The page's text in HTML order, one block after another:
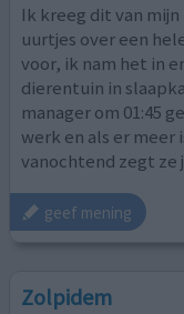
Ik kreeg dit van
uurtjes over een
voor, ik nam het in
dierentuin in
manager om 01:45
werk en als er meer
vanochtend zegt ze
geef mening
Zolpidem